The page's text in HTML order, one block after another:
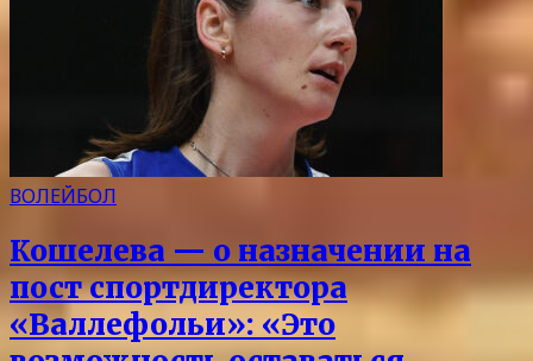
ВОЛЕЙБОЛ
Кошелева — о назначении на
пост спортдиректора
«Валлефольи»: «Это